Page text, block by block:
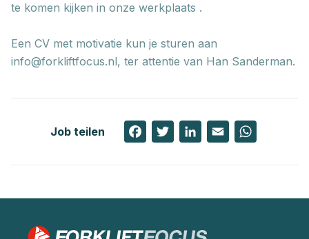
te komen kijken in onze werkplaats .
Een CV met motivatie kun je sturen aan
info@forkliftfocus.nl, ter attentie van Han Sanderman.
Job teilen Facebook
TwitterLinkedIn
Email